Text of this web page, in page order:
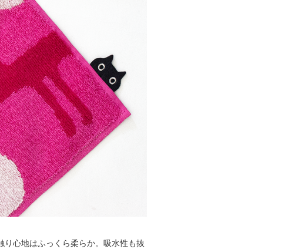
心地はふっくら柔らか。吸水性も抜